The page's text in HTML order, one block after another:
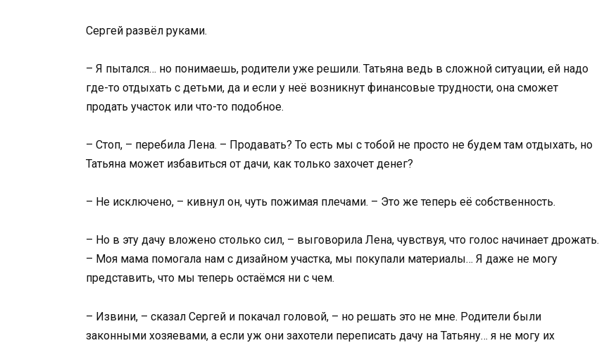
Сергей развёл руками.
– Я пытался… но понимаешь, родители уже решили. Татьяна ведь в сложной ситуации, ей надо
где-то отдыхать с детьми, да и если у неё возникнут финансовые трудности, она сможет
продать участок или что-то подобное.
– Стоп, – перебила Лена. – Продавать? То есть мы с тобой не просто не будем там отдыхать, но
Татьяна может избавиться от дачи, как только захочет денег?
– Не исключено, – кивнул он, чуть пожимая плечами. – Это же теперь её собственность.
– Но в эту дачу вложено столько сил, – выговорила Лена, чувствуя, что голос начинает дрожать.
– Моя мама помогала нам с дизайном участка, мы покупали материалы… Я даже не могу
представить, что мы теперь остаёмся ни с чем.
– Извини, – сказал Сергей и покачал головой, – но решать это не мне. Родители были
законными хозяевами, а если уж они захотели переписать дачу на Татьяну… я не могу их